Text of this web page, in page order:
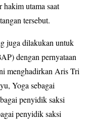
utama saat
tersebut.
juga dilakukan untuk
dengan pernyataan
menghadirkan Aris Tri
Yoga sebagai
penyidik saksi
penyidik saksi